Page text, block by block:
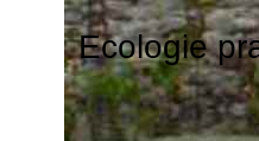
Ecologie